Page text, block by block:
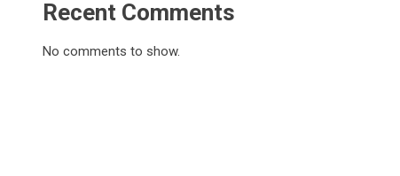
Recent Comments
No comments to show.